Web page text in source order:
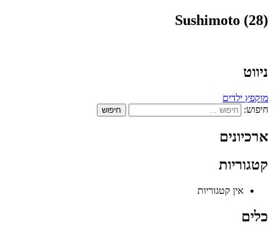
Sushimoto (28)
ניווט
מוקפץ ילדים
חיפוש:
ארכיונים
קטגוריות
אין קטגוריות
כלים